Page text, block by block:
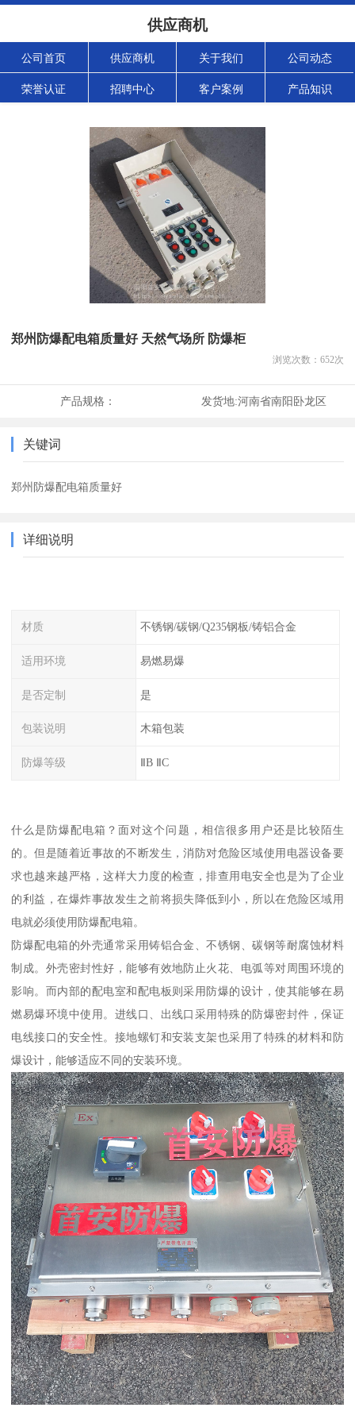
供应商机
公司首页 供应商机 关于我们 公司动态
荣誉认证 招聘中心 客户案例 产品知识
郑州防爆配电箱质量好 天然气场所 防爆柜
浏览次数： 652次
产品规格： 发货地:河南省南阳卧龙区
关键词
郑州防爆配电箱质量好
详细说明
材质 不锈钢/碳钢/Q235钢板/铸铝合金
适用环境 易燃易爆
是否定制 是
包装说明 木箱包装
防爆等级 ⅡB ⅡC
什么是防爆配电箱？面对这个问题，相信很多用户还是比较陌生
的。但是随着近事故的不断发生，消防对危险区域使用电器设备要
求也越来越严格，这样大力度的检查，排查用电安全也是为了企业
的利益，在爆炸事故发生之前将损失降低到小，所以在危险区域用
电就必须使用防爆配电箱。
防爆配电箱的外壳通常采用铸铝合金、不锈钢、碳钢等耐腐蚀材料
制成。外壳密封性好，能够有效地防止火花、电弧等对周围环境的
影响。而内部的配电室和配电板则采用防爆的设计，使其能够在易
燃易爆环境中使用。进线口、出线口采用特殊的防爆密封件，保证
电线接口的安全性。接地螺钉和安装支架也采用了特殊的材料和防
爆设计，能够适应不同的安装环境。